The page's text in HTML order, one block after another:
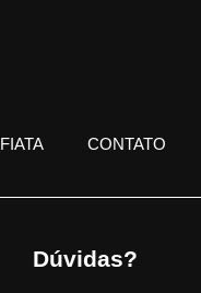
FIATA CONTATO
Dúvidas?